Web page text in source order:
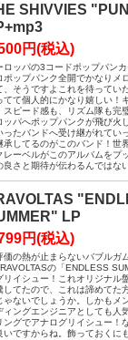
SHIVVIES
円(税込)
ロッパの3コードポップパン
ポップパンク全開でかなりメ
、そうですよこれを待ってい
てて個人的にかなり嬉しい！
スピード感も、リズム隊も完
ッパへポップパンクが飛び火
ったバンドへ受け継がれてい
承してるのがこのバンド！世
レーベルがこのアルバムをプ
良さと期待が伝わるんではな
LP
円(税込)
価の熱が止まらないバブルガ
の「ENDLESS
リイシュー！これオリジナル
してたので、これは諦めてた
ゃないでしょうか。しかもメ
ィングエンジニアとしても人
ングでアナログリイシュー！
いですからね。飾っておくに